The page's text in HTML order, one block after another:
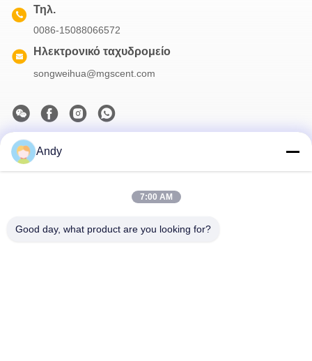
Τηλ.
0086-15088066572
Ηλεκτρονικό ταχυδρομείο
songweihua@mgscent.com
Το Δελτίο Ενημέρωσης
Andy
7:00 AM
Good day, what product are you looking for?